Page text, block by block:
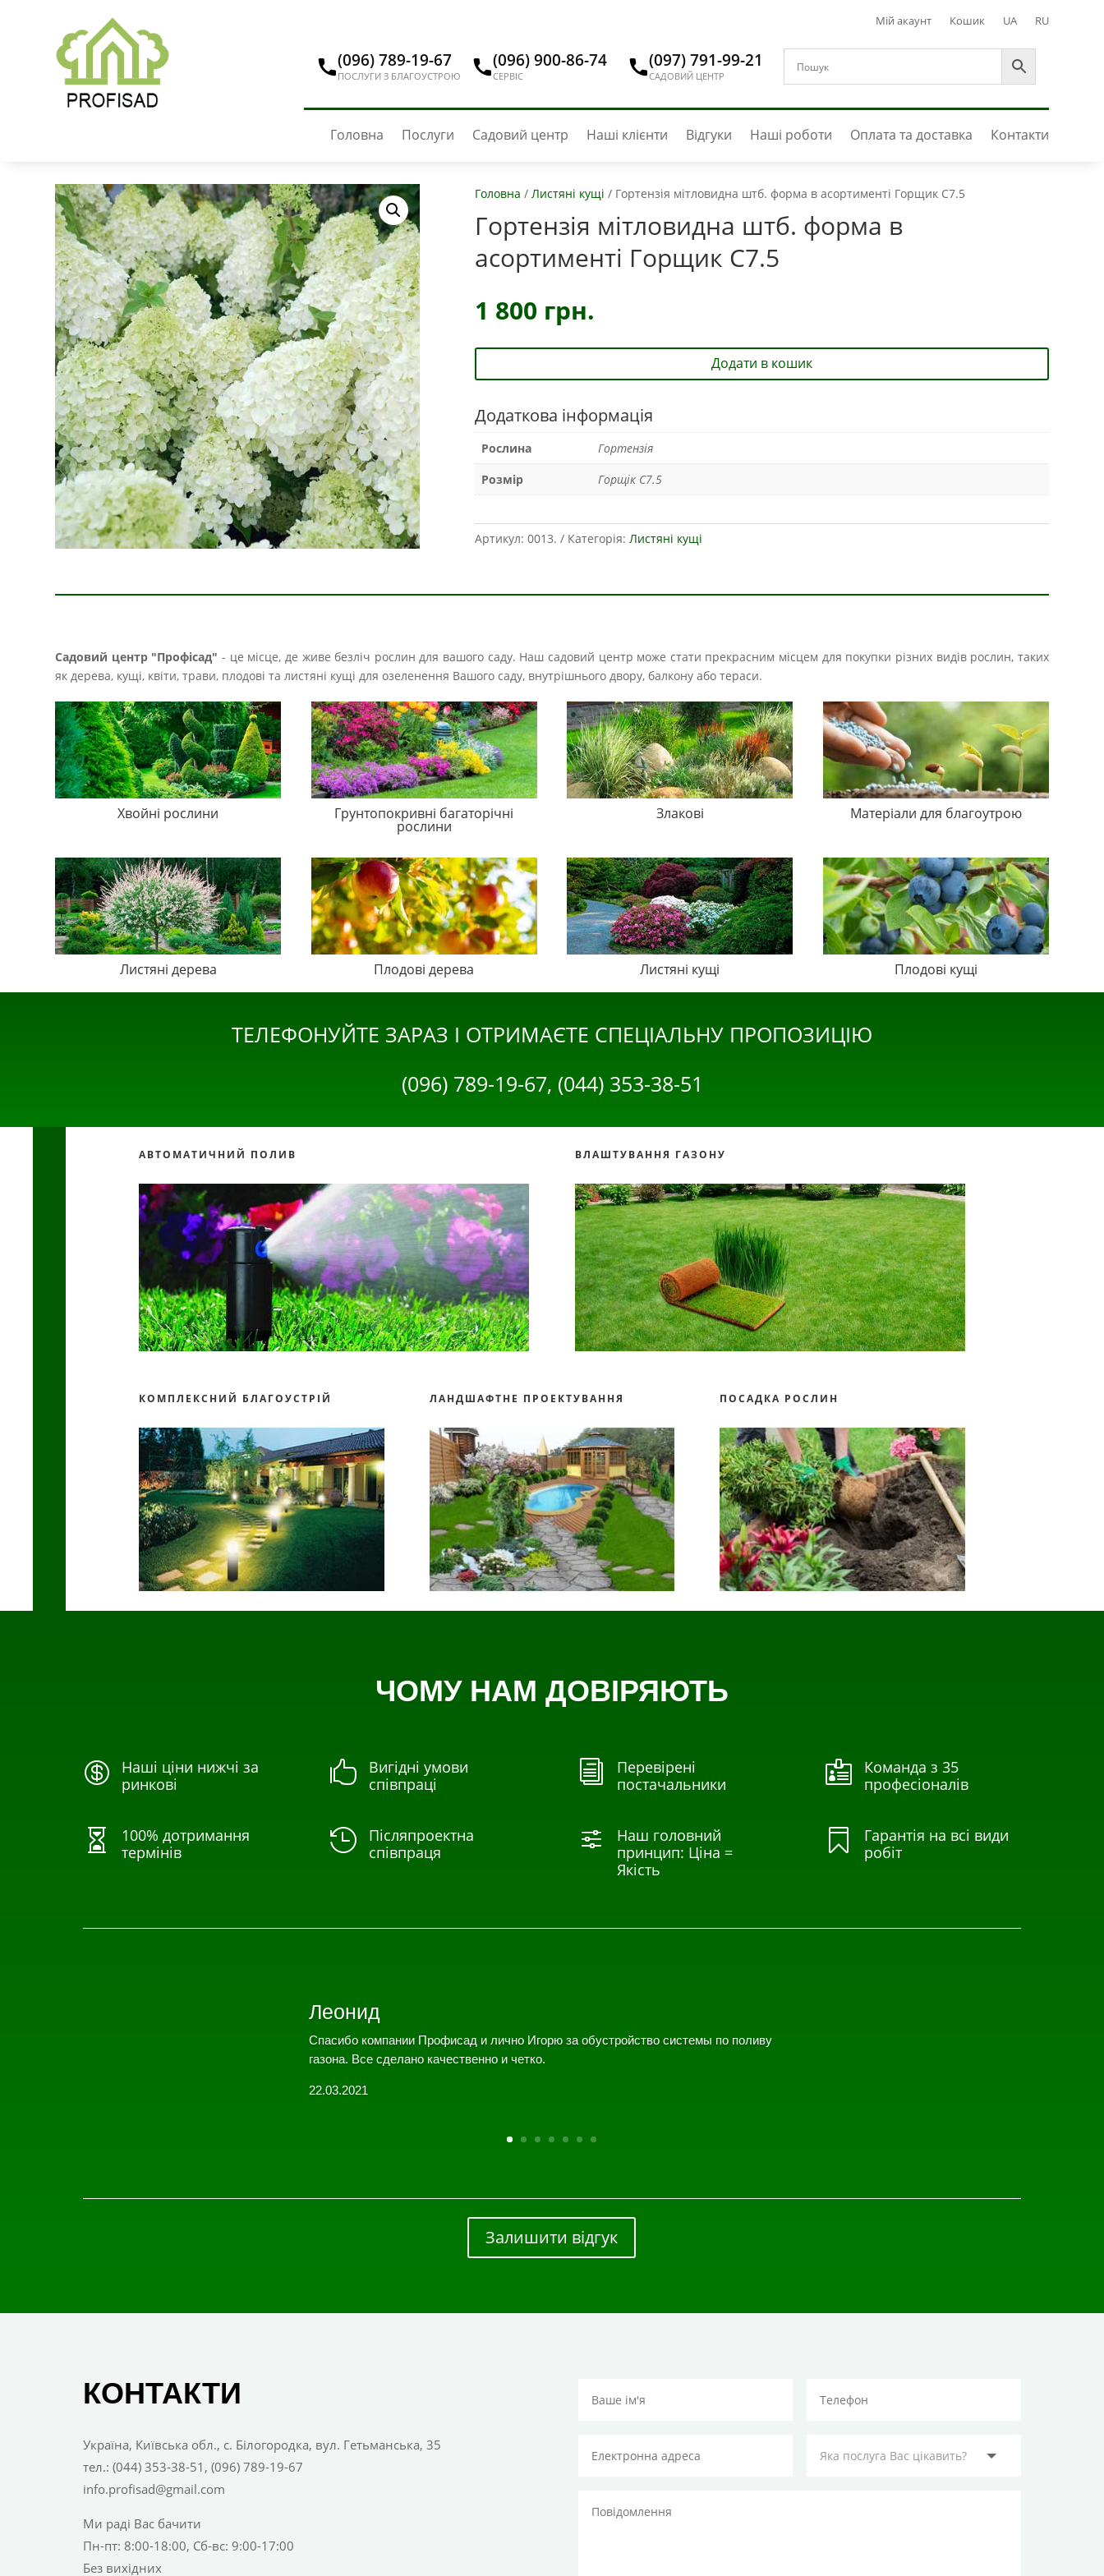
Мій акаунт Кошик UA RU
(096) 789-19-67
ПОСЛУГИ З БЛАГОУСТРОЮ
(096) 900-86-74
СЕРВІС
(097) 791-99-21
САДОВИЙ ЦЕНТР
Головна Послуги Садовий центр Наші клієнти Відгуки Наші роботи Оплата та доставка Контакти
Головна / Листяні кущі / Гортензія мітловидна штб. форма в асортименті Горщик С7.5
Гортензія мітловидна штб. форма в
асортименті Горщик С7.5
1 800 грн.
Додати в кошик
Додаткова інформація
Рослина
Гортензія
Розмір
Горщік С7.5
Артикул: 0013. Категорія: Листяні кущі
Садовий центр "Профісад" - це місце, де живе безліч рослин для вашого саду. Наш садовий центр може стати прекрасним місцем для покупки різних видів рослин, таких
як дерева, кущі, квіти, трави, плодові та листяні кущі для озеленення Вашого саду, внутрішнього двору, балкону або тераси.
Хвойні рослини Грунтопокривні багаторічні
рослини
Злакові Матеріали для благоутрою
Листяні дерева Плодові дерева Листяні кущі Плодові кущі
ТЕЛЕФОНУЙТЕ ЗАРАЗ І ОТРИМАЄТЕ СПЕЦІАЛЬНУ ПРОПОЗИЦІЮ
(096) 789-19-67, (044) 353-38-51
АВТОМАТИЧНИЙ ПОЛИВ ВЛАШТУВАННЯ ГАЗОНУ
КОМПЛЕКСНИЙ БЛАГОУСТРІЙ ЛАНДШАФТНЕ ПРОЕКТУВАННЯ ПОСАДКА РОСЛИН
ЧОМУ НАМ ДОВІРЯЮТЬ

Наші ціни нижчі за
ринкові

100% дотримання
термінів

Вигідні умови
співпраці

Післяпроектна
співпраця
i
Перевірені
постачальники
f
Наш головний
принцип: Ціна =
Якість

Команда з 35
професіоналів

Гарантія на всі види
робіт
Леонид
Спасибо компании Профисад и лично Игорю за обустройство системы по поливу
газона. Все сделано качественно и четко.
22.03.2021
Залишити відгук
КОНТАКТИ
Україна, Київська обл., с. Білогородка, вул. Гетьманська, 35
тел.: (044) 353-38-51, (096) 789-19-67
info.profisad@gmail.com
Ми раді Вас бачити
Пн-пт: 8:00-18:00, Сб-вс: 9:00-17:00
Без вихідних